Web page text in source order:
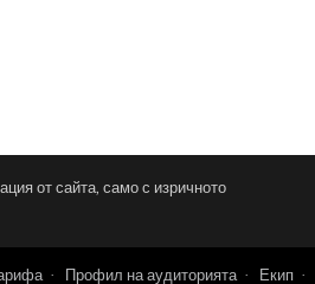
от сайта, само с изричното
Профил на аудиторията Екип